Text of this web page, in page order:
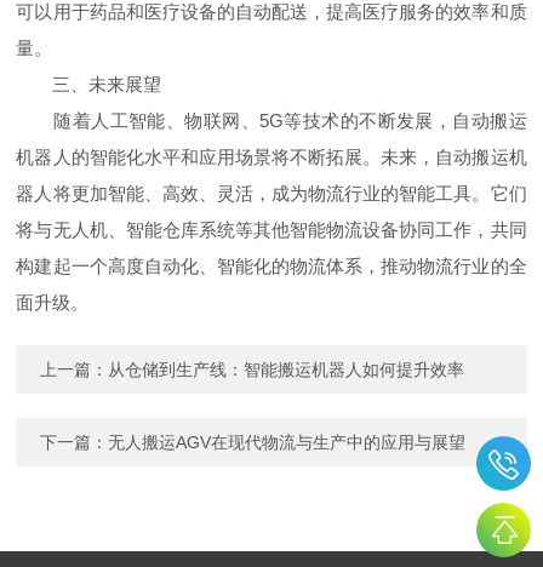
可以用于药品和医疗设备的自动配送，提高医疗服务的效率和质
量。
三、未来展望
随着人工智能、物联网、5G等技术的不断发展，自动搬运
机器人的智能化水平和应用场景将不断拓展。未来，自动搬运机
器人将更加智能、高效、灵活，成为物流行业的智能工具。它们
将与无人机、智能仓库系统等其他智能物流设备协同工作，共同
构建起一个高度自动化、智能化的物流体系，推动物流行业的全
面升级。
上一篇： 从仓储到生产线：智能搬运机器人如何提升效率
下一篇：无人搬运AGV在现代物流与生产中的应用与展望